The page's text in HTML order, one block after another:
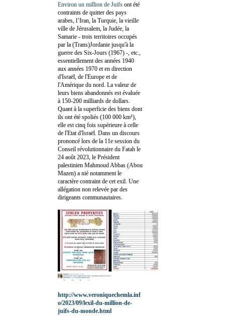
Environ un million de Juifs ont été
contraints de quitter des pays
arabes, l’Iran, la Turquie, la vieille
ville de Jérusalem, la Judée, la
Samarie - trois territoires occupés
par la (Trans)Jordanie jusqu'à la
guerre des Six-Jours (1967) -, etc.,
essentiellement des années 1940
aux années 1970 et en direction
d'Israël, de l'Europe et de
l'Amérique du nord. La valeur de
leurs biens abandonnés est évaluée
à 150-200 milliards de dollars.
Quant à la superficie des biens dont
ils ont été spoliés (100 000 km²),
elle est cinq fois supérieure à celle
de l'Etat d'Israël. Dans un discours
prononcé lors de la 11e session du
Conseil révolutionnaire du Fatah le
24 août 2023, le Président
palestinien Mahmoud Abbas (Abou
Mazen) a nié notamment le
caractère contraint de cet exil. Une
allégation non relevée par des
dirigeants communautaires.
http://www.veroniquechemla.inf
o/2023/09/lexil-du-million-de-
juifs-du-monde.html